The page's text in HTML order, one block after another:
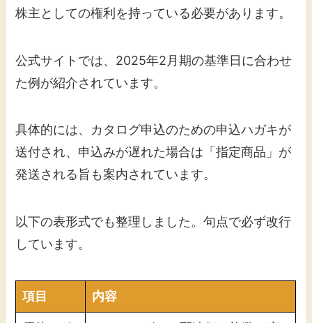
株主としての権利を持っている必要があります。
公式サイトでは、2025年2月期の基準日に合わせ
た例が紹介されています。
具体的には、カタログ申込のための申込ハガキが
送付され、申込みが遅れた場合は「指定商品」が
発送される旨も案内されています。
以下の表形式でも整理しました。句点で必ず改行
しています。
項目 内容